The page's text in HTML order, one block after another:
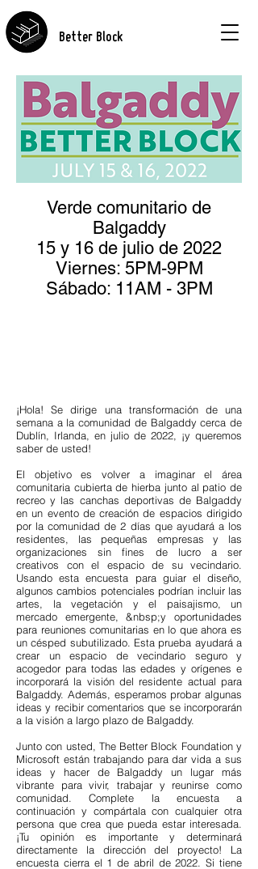
Better Block
Verde comunitario de
Balgaddy
15 y 16 de julio de 2022
Viernes: 5PM-9PM
Sábado: 11AM - 3PM
¡Hola! Se dirige una transformación de una
semana a la comunidad de Balgaddy cerca de
Dublín, Irlanda, en julio de 2022, ¡y queremos
saber de usted!
El objetivo es volver a imaginar el área
comunitaria cubierta de hierba junto al patio de
recreo y las canchas deportivas de Balgaddy
en un evento de creación de espacios dirigido
por la comunidad de 2 días que ayudará a los
residentes, las pequeñas empresas y las
organizaciones sin fines de lucro a ser
creativos con el espacio de su vecindario.
Usando esta encuesta para guiar el diseño,
algunos cambios potenciales podrían incluir las
artes, la vegetación y el paisajismo, un
mercado emergente, &nbsp;y oportunidades
para reuniones comunitarias en lo que ahora es
un césped subutilizado. Esta prueba ayudará a
crear un espacio de vecindario seguro y
acogedor para todas las edades y orígenes e
incorporará la visión del residente actual para
Balgaddy. Además, esperamos probar algunas
ideas y recibir comentarios que se incorporarán
a la visión a largo plazo de Balgaddy.
Junto con usted, The Better Block Foundation y
Microsoft están trabajando para dar vida a sus
ideas y hacer de Balgaddy un lugar más
vibrante para vivir, trabajar y reunirse como
comunidad. Complete la encuesta a
continuación y compártala con cualquier otra
persona que crea que pueda estar interesada.
¡Tu opinión es importante y determinará
directamente la dirección del proyecto! La
encuesta cierra el 1 de abril de 2022. Si tiene